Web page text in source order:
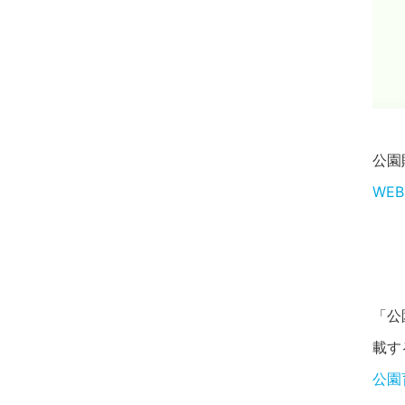
公園
WEB
「
載す
公園